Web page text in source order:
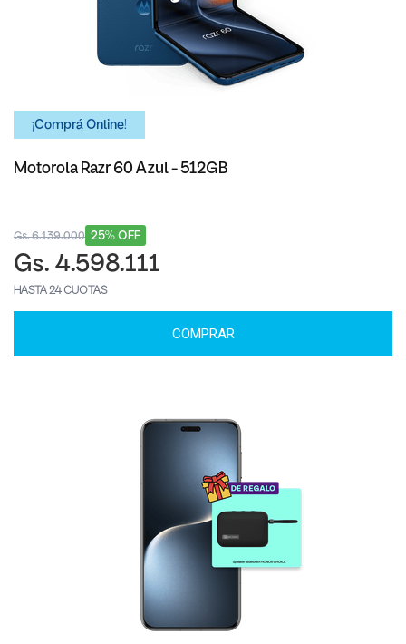
¡Comprá Online!
Motorola Razr 60 Azul - 512GB
25% OFF
Gs. 6.139.000
Gs. 4.598.111
HASTA 24 CUOTAS
COMPRAR